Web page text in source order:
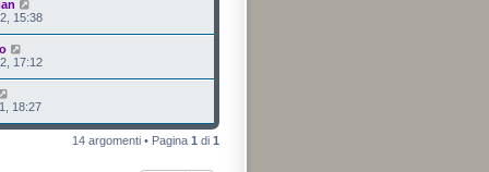
15:38
17:12
18:27
14 argomenti • Pagina 1 di 1